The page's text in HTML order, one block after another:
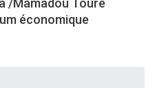
/Mamadou Touré
économique